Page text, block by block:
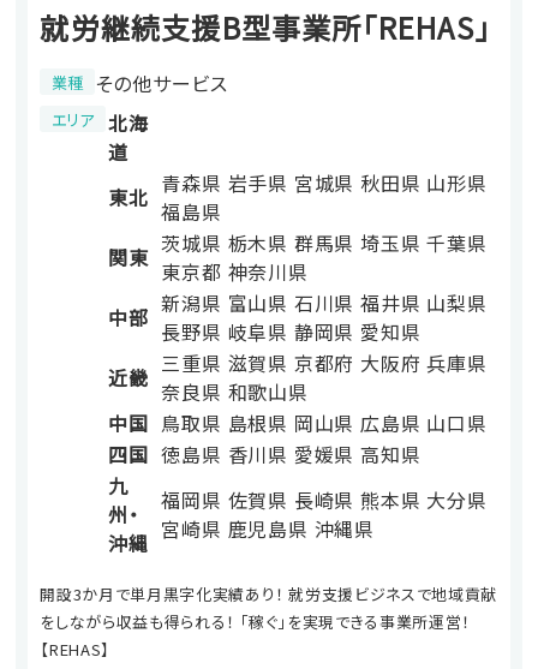
就労継続支援B型事業所「REHAS」
業種 その他サービス
エリア
北海
道
東北 青森県 岩手県 宮城県 秋田県 山形県
福島県
関東 茨城県 栃木県 群馬県 埼玉県 千葉県
東京都 神奈川県
中部 新潟県 富山県 石川県 福井県 山梨県
長野県 岐阜県 静岡県 愛知県
近畿 三重県 滋賀県 京都府 大阪府 兵庫県
奈良県 和歌山県
中国 鳥取県 島根県 岡山県 広島県 山口県
四国 徳島県 香川県 愛媛県 高知県
九
州・
沖縄
福岡県 佐賀県 長崎県 熊本県 大分県
宮崎県 鹿児島県 沖縄県
開設3か月で単月黒字化実績あり！ 就労支援ビジネスで地域貢献
をしながら収益も得られる！ 「稼ぐ」を実現できる事業所運営！
【REHAS】